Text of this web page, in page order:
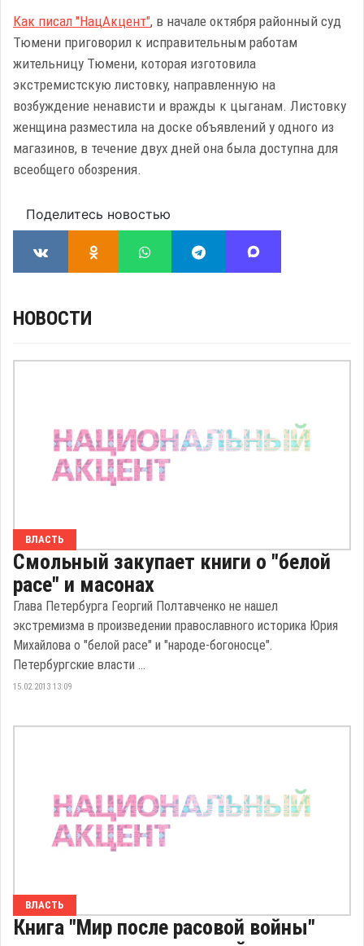
Как писал "НацАкцент", в начале октября районный суд
Тюмени приговорил к исправительным работам
жительницу Тюмени, которая изготовила
экстремистскую листовку, направленную на
возбуждение ненависти и вражды к цыганам. Листовку
женщина разместила на доске объявлений у одного из
магазинов, в течение двух дней она была доступна для
всеобщего обозрения.
Поделитесь новостью
НОВОСТИ
ВЛАСТЬ
Смольный закупает книги о "белой
расе" и масонах
Глава Петербурга Георгий Полтавченко не нашел
экстремизма в произведении православного историка Юрия
Михайлова о "белой расе" и "народе-богоносце".
Петербургские власти ...
15.02.2013 13:09
ВЛАСТЬ
Книга "Мир после расовой войны"